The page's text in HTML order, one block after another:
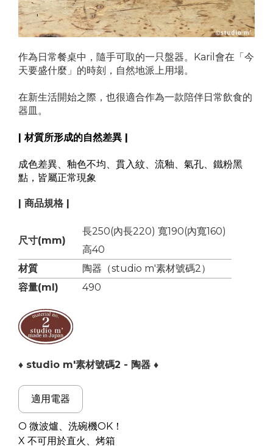
作為日常餐桌中，隨手可取的一只盤器。Karil會在「今
天要盛什麼」的時刻，自然地派上用場。
在新生活開始之際，也很適合作為一款陪伴日常飲食的
器皿。
| 材質所形成的自然差異 |
成色差異、釉色不均、貫入紋、流釉、氣孔、鐵粉黑
點，皆屬正常現象
| 商品規格 |
尺寸(mm)
長250(內長220) 寬190(內寬160)
高40
材質
陶器（studio m'素材號碼2）
容量(ml)
490
♦ studio m'素材號碼2 - 陶器 ♦
適用電器
O 微波爐、洗碗機OK！
X 不可用於直火、烤箱